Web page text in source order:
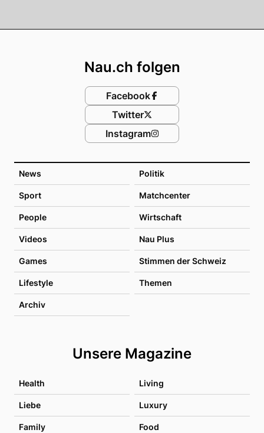
News Politik
Sport Matchcenter
People Wirtschaft
Videos Nau Plus
Games Stimmen der Schweiz
Lifestyle Themen
Archiv
Unsere Magazine
Health Living
Liebe Luxury
Family Food
Nau.ch folgen
Facebook
Twitter
Instagram